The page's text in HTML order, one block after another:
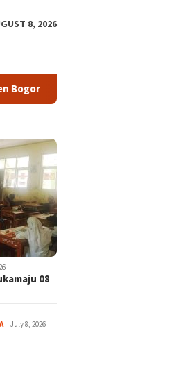
8, 2026
Malasari Halimun Salak Kian
08
July 8, 2026